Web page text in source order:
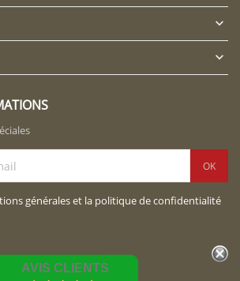


générales et la politique de confidentialité
AVIS CLIENTS